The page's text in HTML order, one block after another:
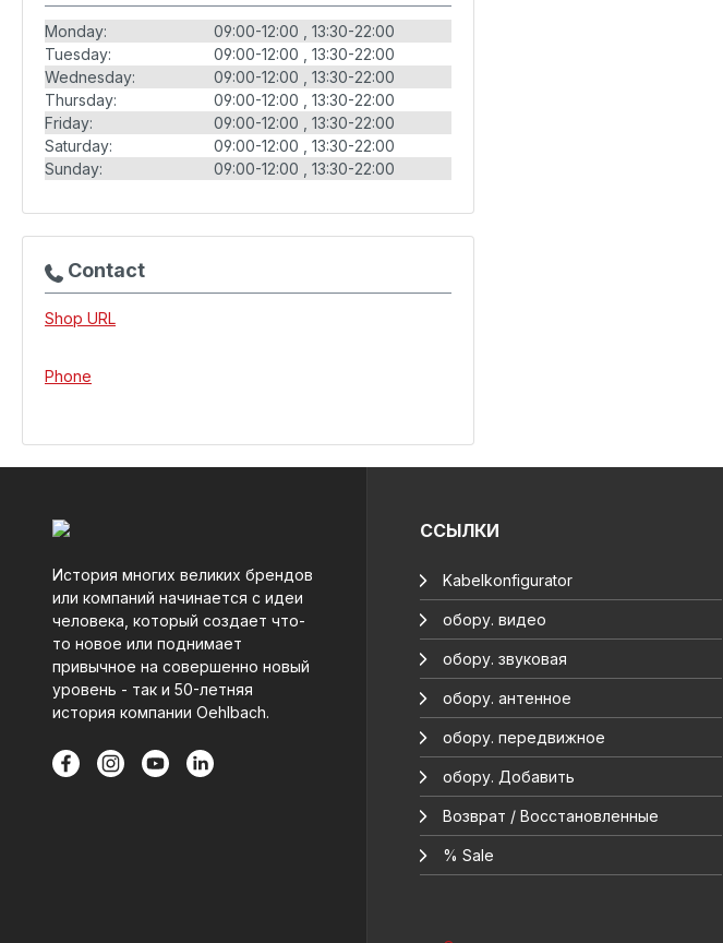
Monday: 09:00-12:00
13:30-22:00
Tuesday:
09:00-12:00
13:30-22:00
Wednesday:
09:00-12:00
13:30-22:00
Thursday:
09:00-12:00
13:30-22:00
Friday:
09:00-12:00
13:30-22:00
Saturday:
09:00-12:00
13:30-22:00
Sunday:
09:00-12:00 13:30-22:00
Contact
Shop URL
Phone
История многих великих брендов
или компаний начинается с идеи
человека, который создает что-
то новое или поднимает
привычное на совершенно новый
уровень - так и 50-летняя
история компании Oehlbach.
ССЫЛКИ
Kabelkonfigurator
обору. видео
обору. звуковая
обору. антенное
обору. передвижное
обору. Добавить
Возврат / Восстановленные
% Sale